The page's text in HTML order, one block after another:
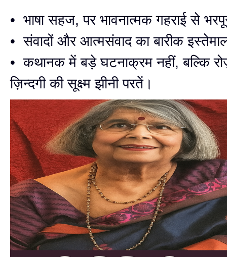
• भाषा सहज, पर भावनात्मक गहराई से
• संवादों और आत्मसंवाद का बारीक
• कथानक में बड़े घटनाक्रम नहीं, बल्कि
ज़िन्दगी की सूक्ष्म झीनी परतें।